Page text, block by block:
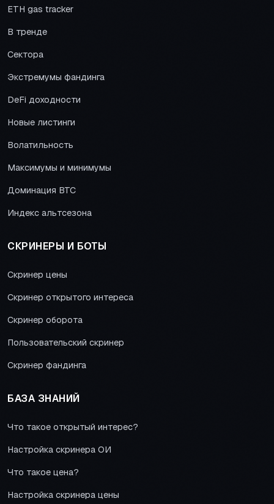
ETH gas tracker
В тренде
Сектора
Экстремумы фандинга
DeFi доходности
Новые листинги
Волатильность
Максимумы и минимумы
Доминация BTC
Индекс альтсезона
СКРИНЕРЫ И БОТЫ
Скринер цены
Скринер открытого интереса
Скринер оборота
Пользовательский скринер
Скринер фандинга
БАЗА ЗНАНИЙ
Что такое открытый интерес?
Настройка скринера ОИ
Что такое цена?
Настройка скринера цены